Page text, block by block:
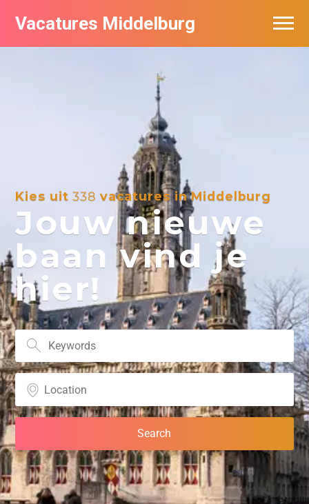
Vacatures Middelburg
Kies uit338 vacatures in Middelburg
Jouw nieuwe
baan vind je
hier!
Vacatures per bedrijf